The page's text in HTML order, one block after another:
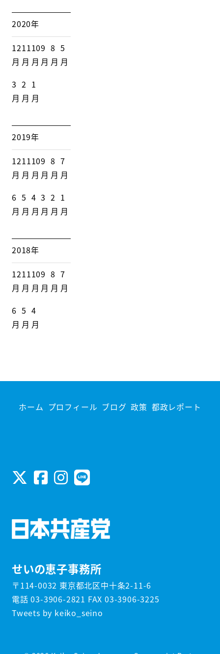
2020年
12
月
11
月
10
月
9
月
8
月
5
月
3
月
2
月
1
月
2019年
12
月
11
月
10
月
9
月
8
月
7
月
6
月
5
月
4
月
3
月
2
月
1
月
2018年
12
月
11
月
10
月
9
月
8
月
7
月
6
月
5
月
4
月
ホーム プロフィール ブログ 政策 都政レポート
せいの恵子事務所
〒114-0032 東京都北区中十条2-11-6
電話 03-3906-2821 FAX 03-3906-3225
Tweets by keiko_seino